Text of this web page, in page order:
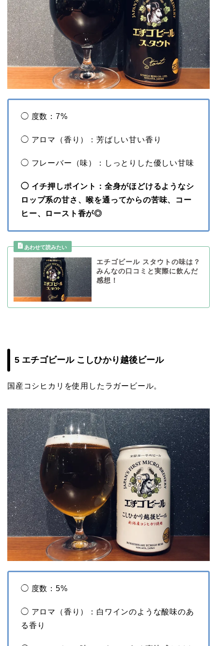
◯ 度数：7%
◯ アロマ（香り）：芳ばしい甘い香り
◯ フレーバー（味）：しっとりした優しい甘味
◯ イチ押しポイント：全身がほどけるようなシ
ロップ系の甘さ、喉を通ってからの苦味、コー
ヒー、ロースト香が◎
エチゴビール スタウトの味は？
みんなの口コミと実際に飲んだ
感想！
5 エチゴビール こしひかり越後ビール
国産コシヒカリを使用したラガービール。
◯ 度数：5%
◯ アロマ（香り）：白ワインのような酸味のあ
る香り